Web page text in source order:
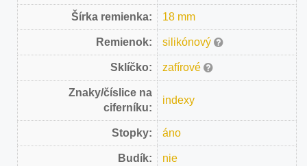
Šírka remienka: 18 mm
Remienok: silikónový
Sklíčko: zafírové
Znaky/číslice na
ciferníku:
indexy
Stopky: áno
Budík: nie